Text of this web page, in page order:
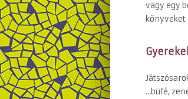
vagy egy
…büfé,